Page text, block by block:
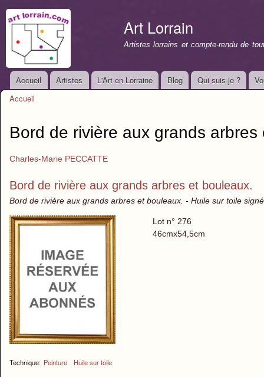
Art Lorrain
Artistes lorrains et compte-rendu de
Menu principal
Accueil Artistes L'Art en Lorraine Blog Qui suis-je ?
Accueil
Bord de rivière aux grands arbres
Charles-Marie PECCATTE
Bord de rivière aux grands arbres et bouleaux.
Bord de rivière aux grands arbres et bouleaux. - Huile sur toile
Technique: Peinture Huile sur toile
Lot n° 276
46cmx54,5cm